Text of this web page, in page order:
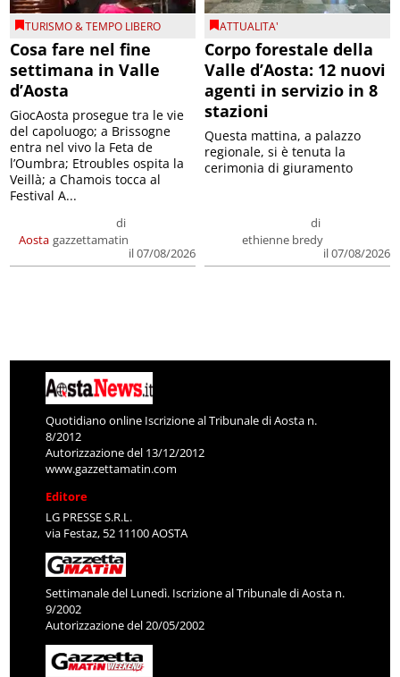
TURISMO & TEMPO LIBERO
Cosa fare nel fine
settimana in Valle
d’Aosta
Aosta
di
gazzettamatin
il 07/08/2026
GiocAosta prosegue tra le vie
del capoluogo; a Brissogne
entra nel vivo la Feta de
l’Oumbra; Etroubles ospita la
Veillà; a Chamois tocca al
Festival A...
ATTUALITA'
Corpo forestale della
Valle d’Aosta: 12 nuovi
agenti in servizio in 8
stazioni
di
ethienne bredy
il 07/08/2026
Questa mattina, a palazzo
regionale, si è tenuta la
cerimonia di giuramento
Quotidiano online Iscrizione al Tribunale di Aosta n.
8/2012
Autorizzazione del 13/12/2012
www.gazzettamatin.com
Editore
LG PRESSE S.R.L.
via Festaz, 52 11100 AOSTA
Settimanale del Lunedì. Iscrizione al Tribunale di Aosta n.
9/2002
Autorizzazione del 20/05/2002